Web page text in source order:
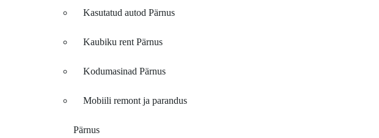
Kasutatud autod Pärnus
Kaubiku rent Pärnus
Kodumasinad Pärnus
Mobiili remont ja parandus
Pärnus